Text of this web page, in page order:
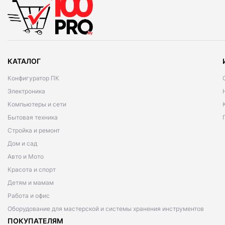
КАТАЛОГ
Конфигуратор ПК
Электроника
Компьютеры и сети
Бытовая техника
Стройка и ремонт
Дом и сад
Авто и Мото
Красота и спорт
Детям и мамам
Работа и офис
Оборудование для мастерской и системы хранения инструментов
ПОКУПАТЕЛЯМ